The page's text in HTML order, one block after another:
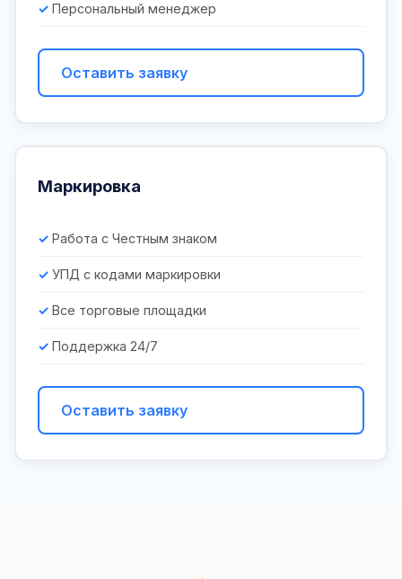
Персональный менеджер
Оставить заявку
Маркировка
Работа с Честным знаком
УПД с кодами маркировки
Все торговые площадки
Поддержка 24/7
Оставить заявку